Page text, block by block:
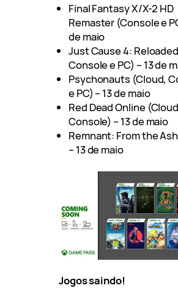
Final Fantasy X/X-2 HD
Remaster (Console e
de maio
Just Cause 4:
Console e PC) – 13 de
Psychonauts (Cloud,
e PC) – 13 de maio
Red Dead Online
Console) – 13 de maio
Remnant: From the
– 13 de maio
Jogos saindo!